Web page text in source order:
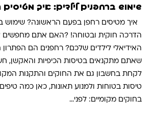
שימוש ברחפנים לילדים: איך
איך מטיסים רחפן בפעם הראשונה? שימוש
הדרכה חוקית ובטוחה! ?האם אתם מחפשים
האידיאלי לילדים שלכם? רחפנים הם
שאתם מתקנאים בטיסות הכיפיות והאקשן,
לקחת בחשבון גם את החוקים והתקנות
בחוקים מקומיים: לפני…